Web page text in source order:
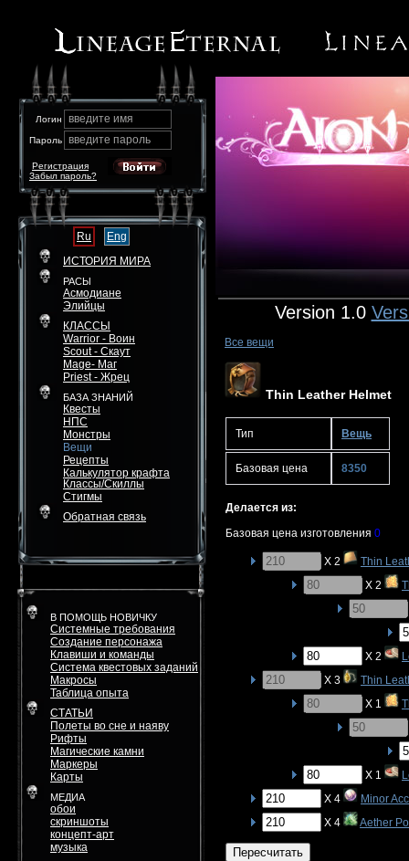
Логин введите имя
Пароль введите пароль
Забыл пароль?
Регистрация
Ru
Eng
ИСТОРИЯ МИРА
РАСЫ
Асмодиане
Элийцы
КЛАССЫ
Warrior - Воин
Scout - Скаут
Mage- Маг
Priest - Жрец
БАЗА ЗНАНИЙ
Квесты
НПС
Монстры
Вещи
Рецепты
Калькулятор крафта
Классы/Скиллы
Стигмы
Обратная связь
В ПОМОЩЬ НОВИЧКУ
Системные требования
Создание персонажа
Клавиши и команды
Система квестовых заданий
Макросы
Таблица опыта
СТАТЬИ
Полеты во сне и наяву
Рифты
Магические камни
Маркеры
Карты
МЕДИА
обои
скриншоты
концепт-арт
музыка
Version 1.0
Все вещи
Thin Leather Helmet
Тип Вещь
Базовая цена 8350
Делается из:
Базовая цена изготовления 0
X 2
Thin
X 2
X 2
X 3
Thin
X 1
X 1
X 4
Minor
X 4
Aether
Пересчитать